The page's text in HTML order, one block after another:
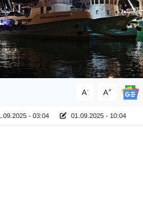
A- A+
- 03:04 01.09.2025 - 10:04